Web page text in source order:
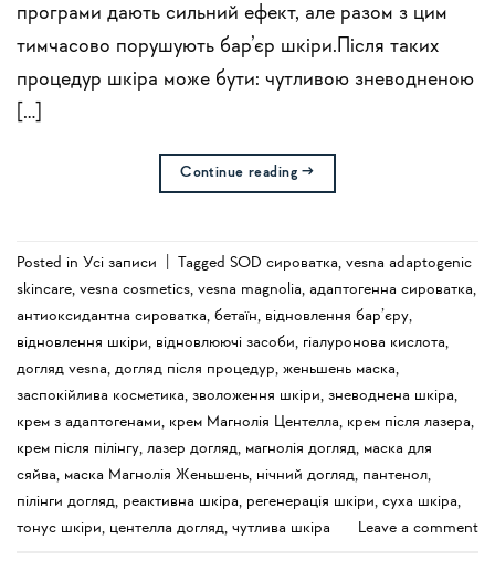
програми дають сильний ефект, але разом з цим
тимчасово порушують бар’єр шкіри.Після таких
процедур шкіра може бути: чутливою зневодненою
[…]
Continue reading→
Posted in Усi записи Tagged SOD сироватка, vesna adaptogenic
skincare, vesna cosmetics, vesna magnolia, адаптогенна сироватка,
антиоксидантна сироватка, бетаїн, відновлення бар’єру,
відновлення шкіри, відновлюючі засоби, гіалуронова кислота,
догляд vesna, догляд після процедур, женьшень маска,
заспокійлива косметика, зволоження шкіри, зневоднена шкіра,
крем з адаптогенами, крем Магнолія Центелла, крем після лазера,
крем після пілінгу, лазер догляд, магнолія догляд, маска для
сяйва, маска Магнолія Женьшень, нічний догляд, пантенол,
пілінги догляд, реактивна шкіра, регенерація шкіри, суха шкіра,
тонус шкіри, центелла догляд, чутлива шкіра Leave a comment